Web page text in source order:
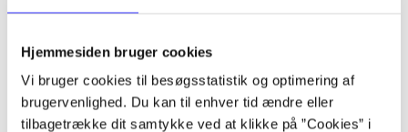
Hjemmesiden bruger cookies
Vi bruger cookies til besøgsstatistik og optimering af
brugervenlighed. Du kan til enhver tid ændre eller
tilbagetrække dit samtykke ved at klikke på ”Cookies” i
Artikler
Alle registrerede artikler fordelt på udgivelser